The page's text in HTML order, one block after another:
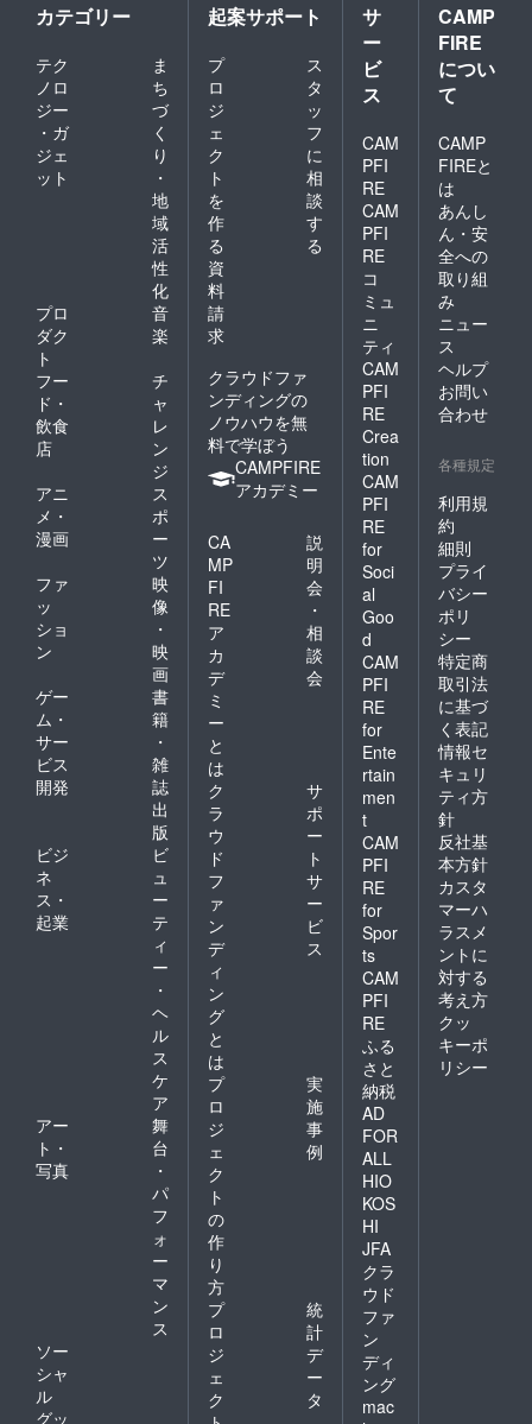
リター
ンは該
当リ
ターン
内容に
なりま
す。
【該当
リター
「【フ
ィード
バック
参加
コー
20,000
円」と
「【純
粋応援
ス】
33,333
円 」と
「【世
界平和
コー
ス】
100,000
円」
カテゴリー
テク
ノロ
ジー
・ガ
ジェ
ット
ま
ち
づ
く
り
・
地
域
活
性
化
プロ
ダク
ト
音
楽
フー
ド・
飲食
店
チ
ャ
レ
ン
ジ
アニ
メ・
漫画
ス
ポ
ー
ツ
ファ
ッ
ショ
ン
映
像
・
映
画
ゲー
ム・
サー
ビス
開発
書
籍
・
雑
誌
出
版
ビジ
ネ
ス・
起業
ビ
ュ
ー
テ
ィ
ー
・
ヘ
ル
ス
ケ
ア
アー
ト・
写真
舞
台
・
パ
フ
ォ
ー
マ
ン
ス
ソー
シャ
ル
グッ
起案サポート
プ
ロ
ジ
ェ
ク
ト
を
作
る
ス
タ
ッ
フ
に
相
談
す
る
資
料
請
求
クラウドファ
ンディングの
ノウハウを無
料で学ぼう
CAMPFIRE
アカデミー
CA
MP
FI
RE
ア
カ
デ
ミ
ー
と
は
説
明
会
・
相
談
会
ク
ラ
ウ
ド
フ
ァ
ン
デ
ィ
ン
グ
と
は
サ
ポ
ー
ト
サ
ー
ビ
ス
プ
ロ
ジ
ェ
ク
ト
の
作
り
方
実
施
事
例
プ
ロ
ジ
ェ
ク
統
計
デ
ー
タ
サ
ー
ビ
ス
CAM
PFI
RE
CAM
PFI
RE
コ
ミュ
ニ
ティ
CAM
PFI
RE
Crea
tion
CAM
PFI
RE
for
Soci
al
Goo
d
CAM
PFI
RE
for
Ente
rtain
men
t
CAM
PFI
RE
for
Spor
ts
CAM
PFI
RE
ふる
さと
納税
AD
FOR
ALL
HIO
KOS
HI
JFA
クラ
ウド
ファ
ン
ディ
ング
mac
CAMP
FIRE
につい
て
CAMP
FIREと
は
あんし
ん・安
全への
取り組
み
ニュー
ス
ヘルプ
お問い
合わせ
各種規定
利用規
約
細則
プライ
バシー
ポリ
シー
特定商
取引法
に基づ
く表記
情報セ
キュリ
ティ方
針
反社基
本方針
カスタ
マーハ
ラスメ
ントに
対する
考え方
クッ
キーポ
リシー